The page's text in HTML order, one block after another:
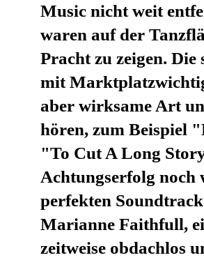
Music nicht weit
waren auf der
Pracht zu zeigen.
mit
aber wirksame Art
hören, zum Beispiel
"To Cut A Long
Achtungserfolg noch
perfekten
Marianne Faithfull,
zeitweise obdachlos